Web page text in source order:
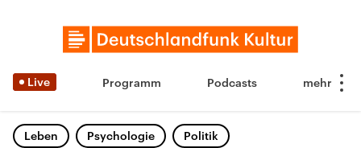
Live Programm Podcasts
Leben Psychologie Politik